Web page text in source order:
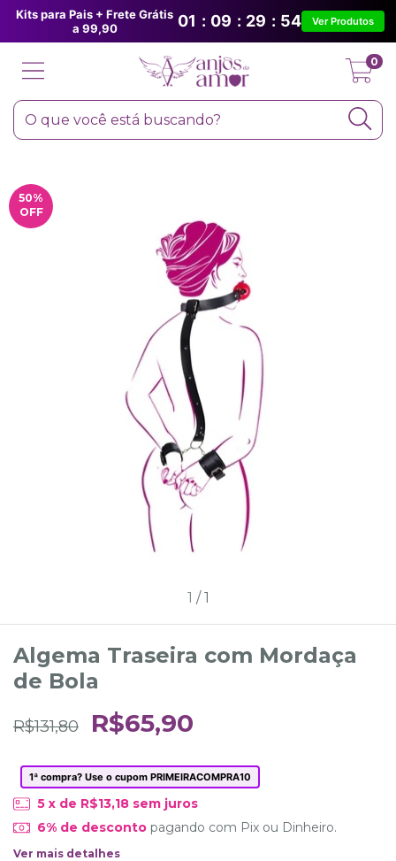
Kits para Pais + Frete Grátis
a 99,90
01 : 09 : 29 : 54 Ver Produtos
0
50%
OFF
1 /1
Algema Traseira com Mordaça
de Bola
R$131,80 R$65,90
1ª compra? Use o cupom PRIMEIRACOMPRA10
5 x de R$13,18 sem juros
6% de descontopagando com Pix ou Dinheiro.
Ver mais detalhes